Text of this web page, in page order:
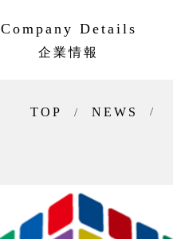
Company Details
企業情報
TOP NEWS